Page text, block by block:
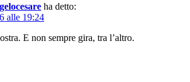
ha detto:
alle 19:24
E non sempre gira, tra l’altro.